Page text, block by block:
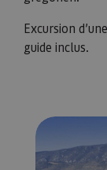
Excursion
guide inclus.